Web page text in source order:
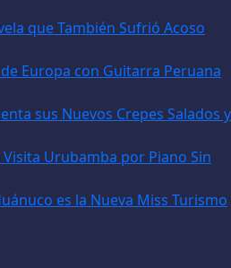
que También Sufrió Acoso
Europa con Guitarra Peruana
sus Nuevos Crepes Salados y
Visita Urubamba por Piano Sin
es la Nueva Miss Turismo